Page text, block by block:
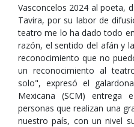
Vasconcelos 2024 al poeta,
Tavira, por su labor de
teatro me lo ha dado todo
razón, el sentido del afán y
reconocimiento que no
un reconocimiento al
solo", expresó el
Mexicana (SCM) entrega
personas que realizan una
nuestro país, con un nivel